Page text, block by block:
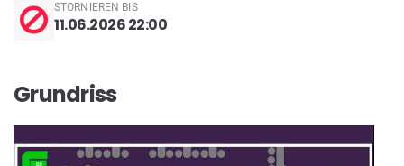
STORNIEREN BIS
11.06.2026 22:00
Grundriss